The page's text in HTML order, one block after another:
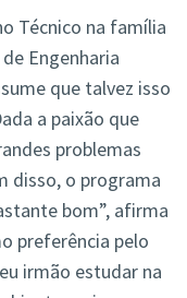
Técnico na família
Engenharia
que talvez isso
a paixão que
problemas
disso, o programa
bom”, afirma
preferência pelo
irmão estudar na